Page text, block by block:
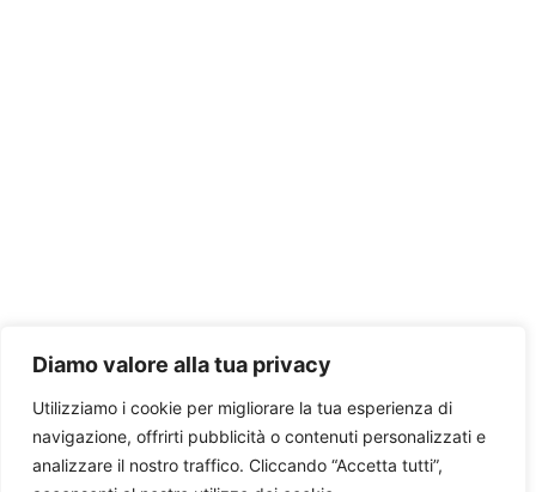
Diamo valore alla tua privacy
Utilizziamo i cookie per migliorare la tua esperienza di
navigazione, offrirti pubblicità o contenuti personalizzati e
analizzare il nostro traffico. Cliccando “Accetta tutti”,